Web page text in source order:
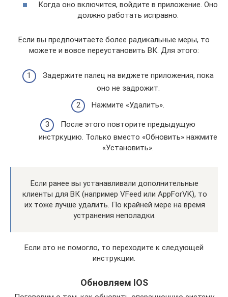
Когда оно включится, войдите в приложение. Оно
должно работать исправно.
Если вы предпочитаете более радикальные меры, то
можете и вовсе переустановить ВК. Для этого:
Задержите палец на виджете приложения, пока
оно не задрожит.
Нажмите «Удалить».
После этого повторите предыдущую
инстркуцию. Только вместо «Обновить» нажмите
«Установить».
Если ранее вы устанавливали дополнительные
клиенты для ВК (например VFeed или AppForVK), то
их тоже лучше удалить. По крайней мере на время
устранения неполадки.
Если это не помогло, то переходите к следующей
инструкции.
Обновляем IOS